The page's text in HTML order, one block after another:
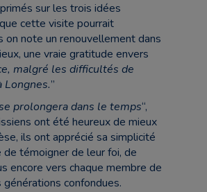
sur les trois idées
cette visite pourrait
on note un renouvellement dans
une vraie gratitude envers
malgré les difficultés de
Longnes.”
prolongera dans le temps“,
ont été heureux de mieux
ils ont apprécié sa simplicité
témoigner de leur foi, de
encore vers chaque membre de
confondues.